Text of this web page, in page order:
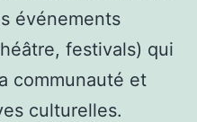
événements
festivals) qui
communauté et
culturelles.